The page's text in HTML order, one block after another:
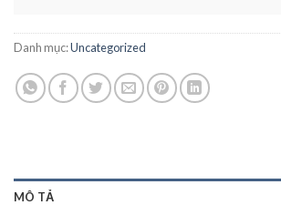
Danh mục:Uncategorized
MÔ TẢ